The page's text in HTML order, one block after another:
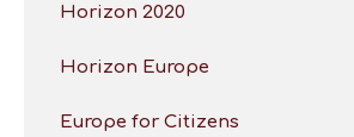
Horizon 2020
Horizon Europe
Europe for Citizens